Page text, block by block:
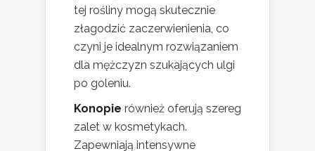
tej rośliny mogą skutecznie
złagodzić zaczerwienienia, co
czyni je idealnym rozwiązaniem
dla mężczyzn szukających ulgi
po goleniu.
Konopie również oferują szereg
zalet w kosmetykach.
Zapewniają intensywne